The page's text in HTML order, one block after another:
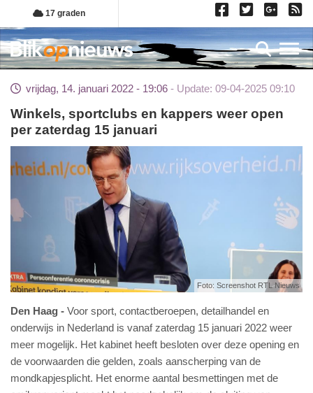
Overslaan
en
naar
de
gaan
17 graden
vrijdag, 14. januari 2022 - 19:06 Update: 09-04-2025 09:10
Winkels, sportclubs en kappers weer open
per zaterdag 15 januari
Foto: Screenshot RTL Nieuws
Den Haag
Voor sport, contactberoepen, detailhandel en
onderwijs in Nederland is vanaf zaterdag 15 januari 2022 weer
meer mogelijk. Het kabinet heeft besloten over deze opening en
de voorwaarden die gelden, zoals aanscherping van de
mondkapjesplicht. Het enorme aantal besmettingen met de